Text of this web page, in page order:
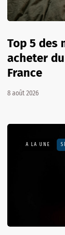
Top 5 des
acheter
France
8 août 2026
A LA UNE